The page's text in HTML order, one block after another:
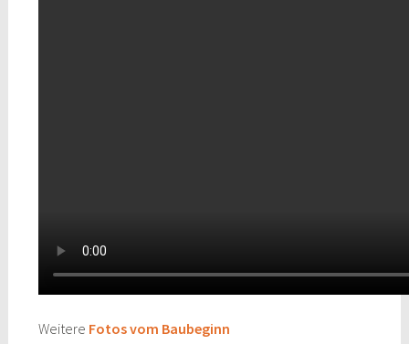
Weitere Fotos vom Baubeginn